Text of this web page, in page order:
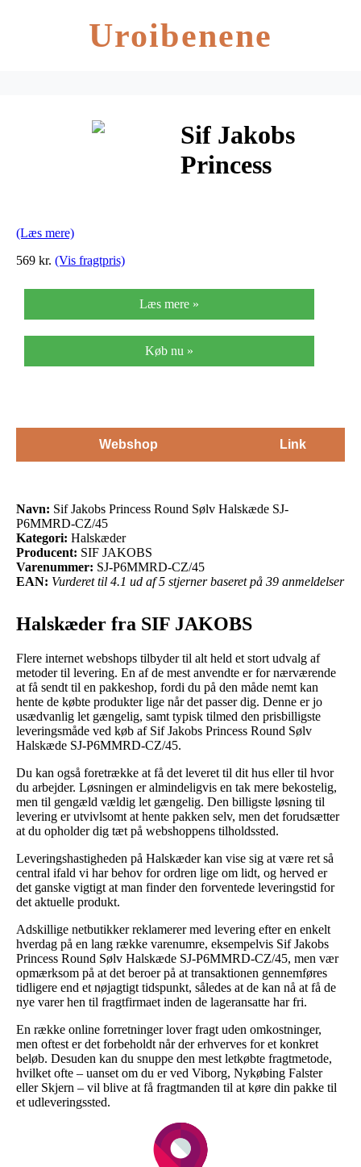
Uroibenene
Sif Jakobs
Princess
CZ/45
(Læs mere)
569 kr. (Vis fragtpris)
Læs mere »
Køb nu »
Webshop Link
Navn: Sif Jakobs Princess Round Sølv Halskæde SJ-
P6MMRD-CZ/45
Kategori: Halskæder
Producent: SIF JAKOBS
Varenummer: SJ-P6MMRD-CZ/45
EAN: Vurderet til 4.1 ud af 5 stjerner baseret på 39 anmeldelser
Halskæder fra SIF JAKOBS
Flere internet webshops tilbyder til alt held et stort udvalg af
metoder til levering. En af de mest anvendte er for nærværende
at få sendt til en pakkeshop, fordi du på den måde nemt kan
hente de købte produkter lige når det passer dig. Denne er jo
usædvanlig let gængelig, samt typisk tilmed den prisbilligste
leveringsmåde ved køb af Sif Jakobs Princess Round Sølv
Halskæde SJ-P6MMRD-CZ/45.
Du kan også foretrække at få det leveret til dit hus eller til hvor
du arbejder. Løsningen er almindeligvis en tak mere bekostelig,
men til gengæld vældig let gængelig. Den billigste løsning til
levering er utvivlsomt at hente pakken selv, men det forudsætter
at du opholder dig tæt på webshoppens tilholdssted.
Leveringshastigheden på Halskæder kan vise sig at være ret så
central ifald vi har behov for ordren lige om lidt, og herved er
det ganske vigtigt at man finder den forventede leveringstid for
det aktuelle produkt.
Adskillige netbutikker reklamerer med levering efter en enkelt
hverdag på en lang række varenumre, eksempelvis Sif Jakobs
Princess Round Sølv Halskæde SJ-P6MMRD-CZ/45, men vær
opmærksom på at det beroer på at transaktionen gennemføres
tidligere end et nøjagtigt tidspunkt, således at de kan nå at få de
nye varer hen til fragtfirmaet inden de lageransatte har fri.
En række online forretninger lover fragt uden omkostninger,
men oftest er det forbeholdt når der erhverves for et konkret
beløb. Desuden kan du snuppe den mest letkøbte fragtmetode,
hvilket ofte – uanset om du er ved Viborg, Nykøbing Falster
eller Skjern – vil blive at få fragtmanden til at køre din pakke til
et udleveringssted.